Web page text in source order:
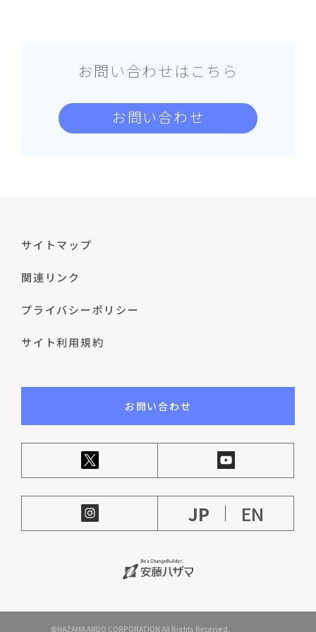
お問い合わせはこちら
お問い合わせ
サイトマップ
関連リンク
プライバシーポリシー
サイト利用規約
お問い合わせ
JP EN
©HAZAMA ANDO CORPORATION All Rights Reserved.